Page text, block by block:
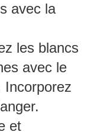
avec la
les blancs
avec le
Incorporez
et